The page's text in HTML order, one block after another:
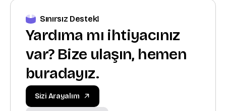
Sınırsız Destek!
Yardıma mı ihtiyacınız
var? Bize ulaşın, hemen
buradayız.
Sizi Arayalım